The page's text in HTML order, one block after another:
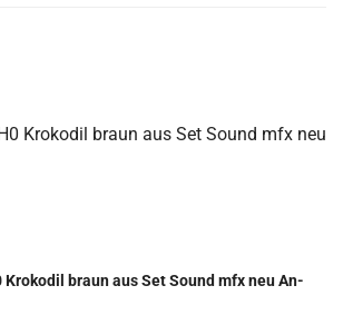
Kro­ko­dil braun aus Set Sound mfx neu An­